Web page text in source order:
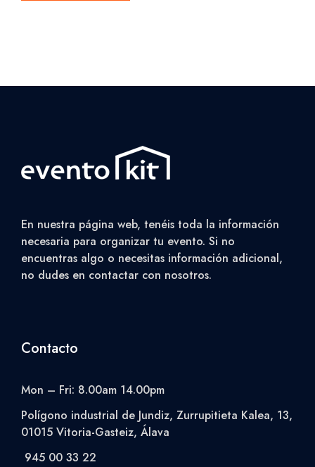
En nuestra página web, tenéis toda la información
necesaria para organizar tu evento. Si no
encuentras algo o necesitas información adicional,
no dudes en contactar con nosotros.
Contacto
Mon – Fri: 8.00am 14.00pm
Polígono industrial de Jundiz, Zurrupitieta Kalea, 13,
01015 Vitoria-Gasteiz, Álava
945 00 33 22